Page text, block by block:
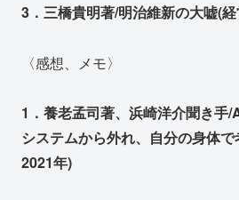
3．三橋貴明著/明治維新の大嘘(
〈感想、メモ〉
1．養老孟司著、浜崎洋介聞き手/
システムから外れ、自分の身体で
2021年)